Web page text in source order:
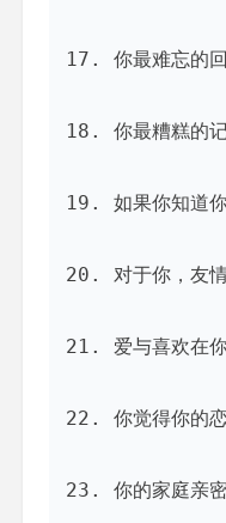
17. 你最难忘的回
18. 你最糟糕的记
19. 如果你知道你
20. 对于你，友情
21. 爱与喜欢在你
22. 你觉得你的恋
23. 你的家庭亲密